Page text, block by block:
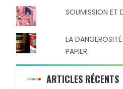
SOUMISSION ET
LA
PAPIER
ARTICLES RÉCENTS